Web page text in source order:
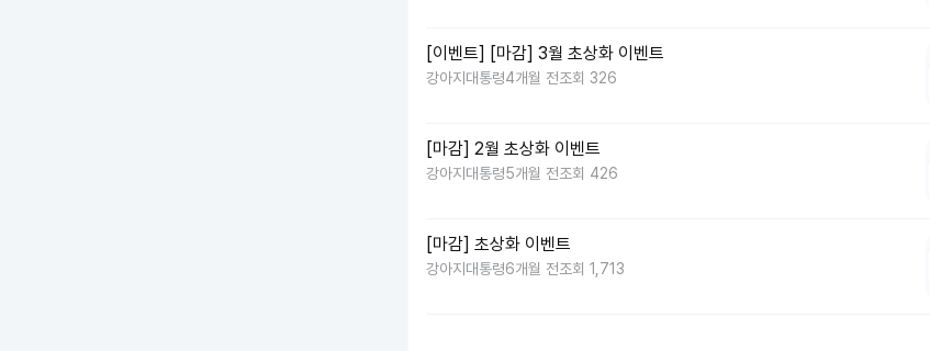
[이벤트] [마감] 3월 초상화 이벤트
강아지대통령4개월 전조회 326
[마감] 2월 초상화 이벤트
강아지대통령5개월 전조회 426
[마감] 초상화 이벤트
강아지대통령6개월 전조회 1,713